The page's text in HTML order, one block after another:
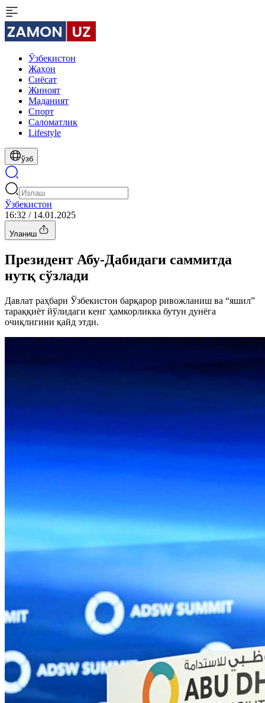
Ўзбекистон
Жаҳон
Сиёсат
Жиноят
Маданият
Спорт
Cаломатлик
Lifestyle
ўзб
Ўзбекистон
16:32 / 14.01.2025
Уланиш
Президент Абу-Дабидаги саммитда
нутқ сўзлади
Давлат раҳбари Ўзбекистон барқарор ривожланиш ва “яшил”
тараққиёт йўлидаги кенг ҳамкорликка бутун дунёга
очиқлигини қайд этди.